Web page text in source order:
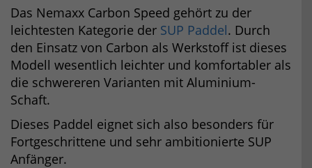
Das Nemaxx Carbon Speed gehört zu der
leichtesten Kategorie der SUP Paddel. Durch
den Einsatz von Carbon als Werkstoff ist dieses
Modell wesentlich leichter und komfortabler als
die schwereren Varianten mit Aluminium-
Schaft.
Dieses Paddel eignet sich also besonders für
Fortgeschrittene und sehr ambitionierte SUP
Anfänger.